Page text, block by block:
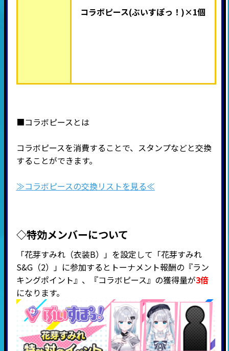
コラボピース(ぶいすぽっ！)×1個
■コラボピースとは
コラボピースを消費することで、スタンプなどと交換
することができます。
≫コラボピースの交換リストを見る≪
◇特効メンバーについて
「花芽すみれ（衣装B）」を設定して「花芽すみれ
S&G（2）」に参加するとトーナメント報酬の『ラン
キングポイント』、『コラボピース』の獲得量が3倍
になります。